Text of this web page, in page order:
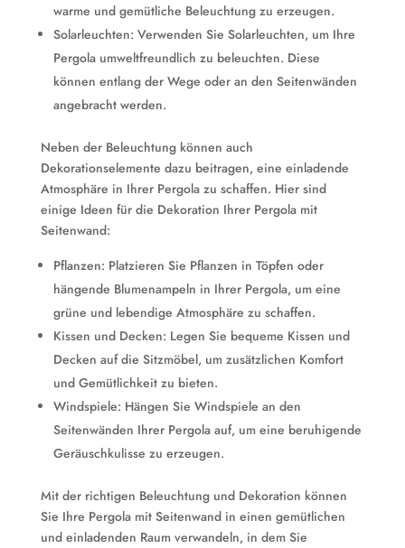
warme und gemütliche Beleuchtung zu erzeugen.
Solarleuchten: Verwenden Sie Solarleuchten, um Ihre
Pergola umweltfreundlich zu beleuchten. Diese
können entlang der Wege oder an den Seitenwänden
angebracht werden.
Neben der Beleuchtung können auch
Dekorationselemente dazu beitragen, eine einladende
Atmosphäre in Ihrer Pergola zu schaffen. Hier sind
einige Ideen für die Dekoration Ihrer Pergola mit
Seitenwand:
Pflanzen: Platzieren Sie Pflanzen in Töpfen oder
hängende Blumenampeln in Ihrer Pergola, um eine
grüne und lebendige Atmosphäre zu schaffen.
Kissen und Decken: Legen Sie bequeme Kissen und
Decken auf die Sitzmöbel, um zusätzlichen Komfort
und Gemütlichkeit zu bieten.
Windspiele: Hängen Sie Windspiele an den
Seitenwänden Ihrer Pergola auf, um eine beruhigende
Geräuschkulisse zu erzeugen.
Mit der richtigen Beleuchtung und Dekoration können
Sie Ihre Pergola mit Seitenwand in einen gemütlichen
und einladenden Raum verwandeln, in dem Sie